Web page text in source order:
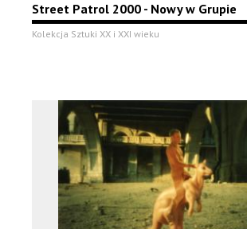
Street Patrol 2000 - Nowy w Grupie
Kolekcja Sztuki XX i XXI wieku